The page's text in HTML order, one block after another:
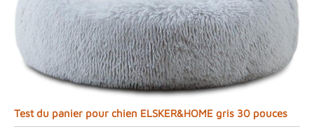
Test du panier pour chien ELSKER&HOME gris 30 pouces